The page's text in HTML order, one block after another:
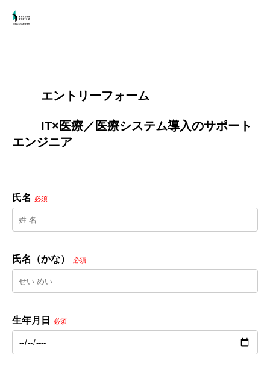
        エントリーフォーム
エンジニア
氏名 必須
氏名（かな） 必須
生年月日 必須